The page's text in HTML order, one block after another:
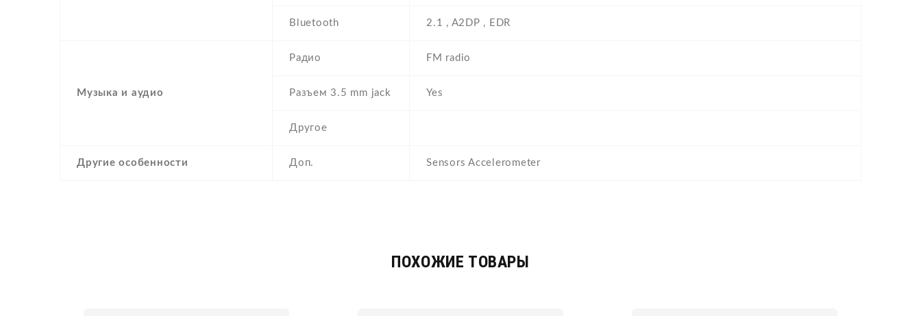
Bluetooth 2.1 , A2DP , EDR
Музыка и аудио
Радио FM radio
Разъем 3.5 mm jack Yes
Другое
Другие особенности Доп. Sensors Accelerometer
ПОХОЖИЕ ТОВАРЫ